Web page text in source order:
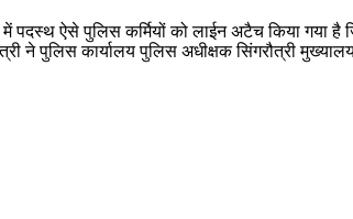
पदस्थ ऐसे पुलिस कर्मियों को लाईन अटैच किया गया
ने पुलिस कार्यालय पुलिस अधीक्षक सिंगरौत्री